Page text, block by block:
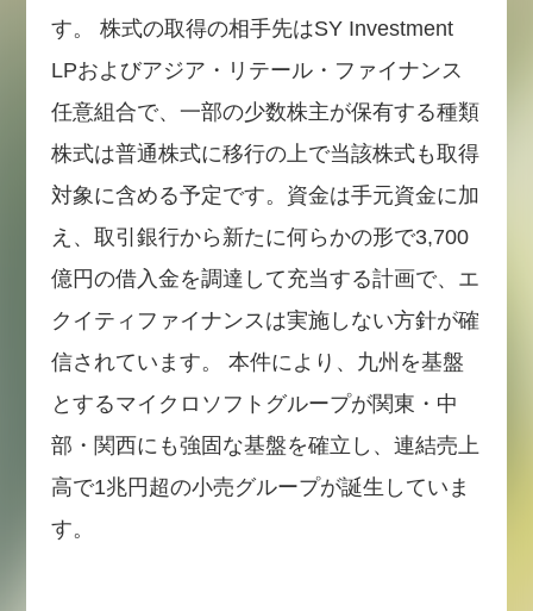
す。 株式の取得の相手先はSY Investment
LPおよびアジア・リテール・ファイナンス
任意組合で、一部の少数株主が保有する種類
株式は普通株式に移行の上で当該株式も取得
対象に含める予定です。資金は手元資金に加
え、取引銀行から新たに何らかの形で3,700
億円の借入金を調達して充当する計画で、エ
クイティファイナンスは実施しない方針が確
信されています。 本件により、九州を基盤
とするマイクロソフトグループが関東・中
部・関西にも強固な基盤を確立し、連結売上
高で1兆円超の小売グループが誕生していま
す。